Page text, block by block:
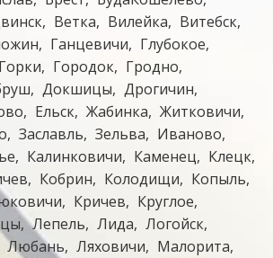
Ветка Вилейка
Витебск
Ганцевичи
Глубокое
Горки Городок
Гродно
Докшицы
Дрогичин
Ельск Жабинка
Житковичи
Заславль Зельва
Иваново
Калинковичи Каменец
Клецк
Кобрин Колодищи
Копыль
Кричев
Круглое
Лепель Лида
Логойск
Любань Ляховичи
Малорита